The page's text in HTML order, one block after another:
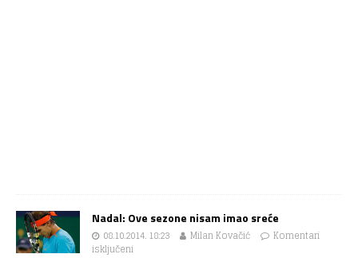
Nadal: Ove sezone nisam imao sreće
08.10.2014. 18:23 Milan Kovačić
Komentari
isključeni